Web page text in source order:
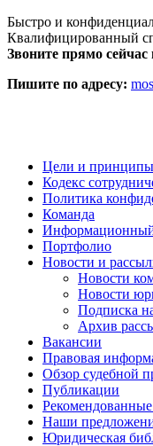
Быстро и
Квалифицированный
Звоните прямо сейчас
Пишите по адресу:
Цели и принципы
Кодекс
Политика
Команда
Портфолио
Новости и
Новости
Новости
Подписка
Архив
Вакансии
Правовая
Обзор судебной
Публикации
Наши
Юридическая